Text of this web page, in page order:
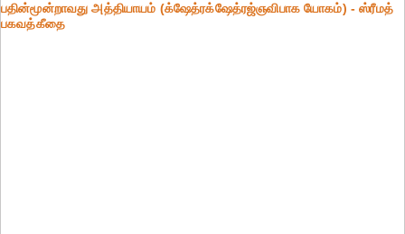
பதின்மூன்றாவது அத்தியாயம் (க்ஷேத்ரக்ஷேத்ரஜ்ஞவிபாக யோகம்) - ஸ்ரீமத்
பகவத்கீதை